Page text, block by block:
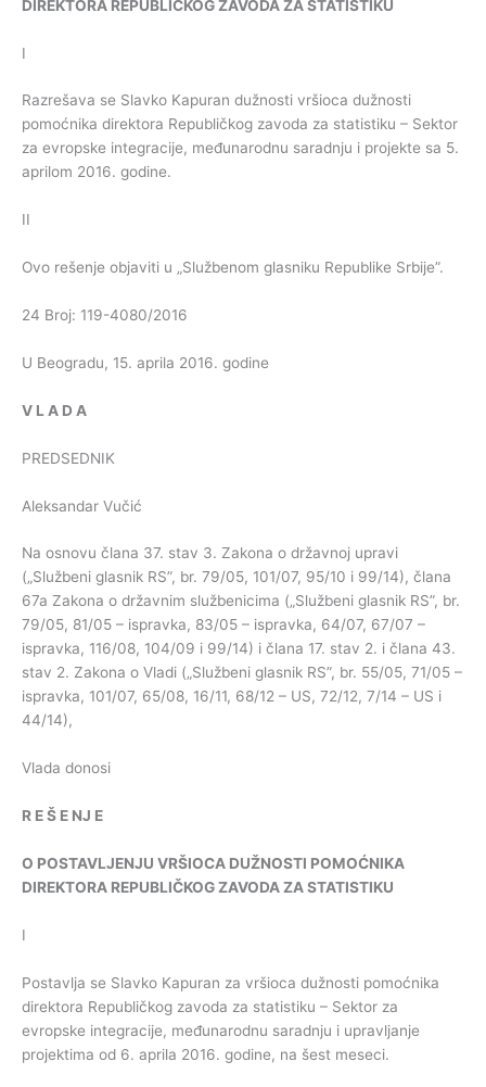
DIREKTORA REPUBLIČKOGZAVODAZASTATISTIKU
I
Razrešava se Slavko Kapuran dužnosti vršioca dužnosti
pomoćnika direktora Republičkog zavoda za statistiku – Sektor
za evropske integracije, međunarodnu saradnju i projekte sa 5.
aprilom 2016. godine.
II
Ovo rešenje objaviti u „Službenom glasniku Republike Srbije”.
24 Broj: 119-4080/2016
U Beogradu, 15. aprila 2016. godine
V L A D A
PREDSEDNIK
Aleksandar Vučić
Na osnovu člana 37. stav 3. Zakona o državnoj upravi
(„Službeni glasnik RS”, br. 79/05, 101/07, 95/10 i 99/14), člana
67a Zakona o državnim službenicima („Službeni glasnik RS”, br.
79/05, 81/05 – ispravka, 83/05 – ispravka, 64/07, 67/07 –
ispravka, 116/08, 104/09 i 99/14) i člana 17. stav 2. i člana 43.
stav 2. Zakona o Vladi („Službeni glasnik RS”, br. 55/05, 71/05 –
ispravka, 101/07, 65/08, 16/11, 68/12 – US, 72/12, 7/14 – US i
44/14),
Vlada donosi
R EŠ E NJ E
O POSTAVLJENJU VRŠIOCA DUŽNOSTI POMOĆNIKA
DIREKTORA REPUBLIČKOGZAVODAZASTATISTIKU
I
Postavlja se Slavko Kapuran za vršioca dužnosti pomoćnika
direktora Republičkog zavoda za statistiku – Sektor za
evropske integracije, međunarodnu saradnju i upravljanje
projektima od 6. aprila 2016. godine, na šest meseci.